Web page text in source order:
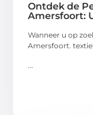
Ontdek de
Amersfoort:
Wanneer u op
Amersfoort.